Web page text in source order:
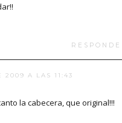
2009 A LAS 11:43
la cabecera, que original!!!